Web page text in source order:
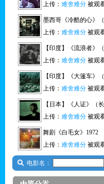
上传： 难舍难分 被观
墨西哥《冷酷的心》（
上传： 难舍难分 被观
【印度】《流浪者》（
上传： 难舍难分 被观
【印度】《大篷车》（
上传： 难舍难分 被观
【日本】《人证》（
上传： 难舍难分 被观
舞剧《白毛女》1972
上传： 难舍难分 被观
电影名：